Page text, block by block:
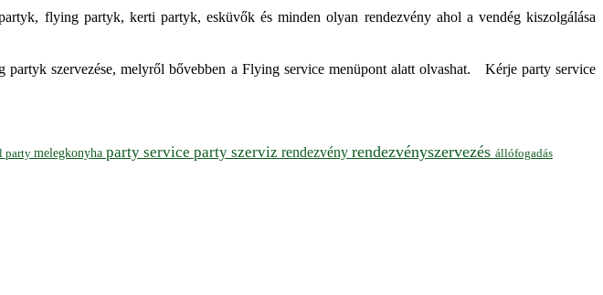
flying partyk, kerti partyk, esküvők és minden olyan rendezvény ahol a vendég kiszolgálása
szervezése, melyről bővebben a Flying service menüpont alatt olvashat. Kérje party service
party melegkonyha party service party szerviz rendezvény rendezvényszervezés állófogadás